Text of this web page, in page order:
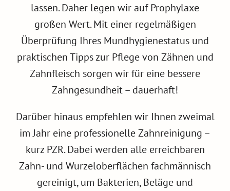
lassen. Daher legen wir auf Prophylaxe
großen Wert. Mit einer regelmäßigen
Überprüfung Ihres Mundhygienestatus und
praktischen Tipps zur Pflege von Zähnen und
Zahnfleisch sorgen wir für eine bessere
Zahngesundheit – dauerhaft!
Darüber hinaus empfehlen wir Ihnen zweimal
im Jahr eine professionelle Zahnreinigung –
kurz PZR. Dabei werden alle erreichbaren
Zahn- und Wurzeloberflächen fachmännisch
gereinigt, um Bakterien, Beläge und